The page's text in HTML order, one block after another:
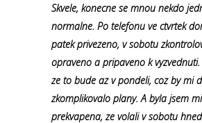
Skvele, konecne se mnou nekdo
normalne. Po telefonu ve ctvrtek
patek privezeno, v sobotu
opraveno a pripaveno k
ze to bude az v pondeli, coz by mi
zkomplikovalo plany. A byla jsem
prekvapena, ze volali v sobotu